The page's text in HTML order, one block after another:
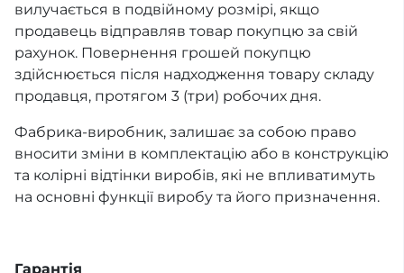
вилучається в подвійному розмірі, якщо
продавець відправляв товар покупцю за свій
рахунок. Повернення грошей покупцю
здійснюється після надходження товару складу
продавця, протягом 3 (три) робочих дня.
Фабрика-виробник, залишає за собою право
вносити зміни в комплектацію або в конструкцію
та колірні відтінки виробів, які не впливатимуть
на основні функції виробу та його призначення.
Гарантія